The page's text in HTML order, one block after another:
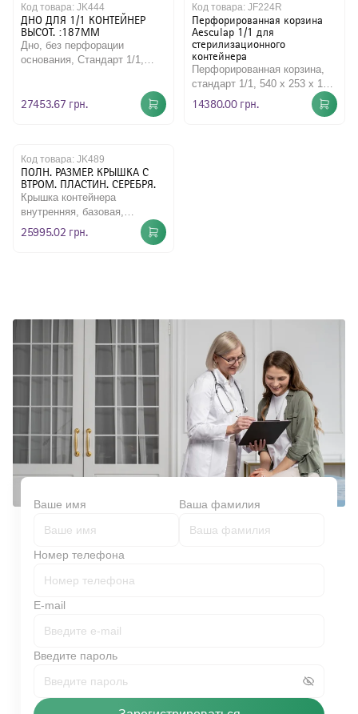
Наружный воздушный недыхательный фильтр
Ножницевидные многоразовые щипцы
Ножницы хирургические общего назначения,
Рукоятки скальпеля многоразового использования
Хирургические ножницы общего назначения,
многоразовые.
Хирургические скальпели
Хирургический ретрактор самоудерживающий,
многократное применение
Щипцы хирургические для мягких тканей, в форме
ножниц, многоразового использования.
Щипцы хирургические для мягких тканей, в форме
пинцета, одноразового использования
Шприцы
Антисептические средства
Код товара: JK444
ДНО ДЛЯ 1/1 КОНТЕЙНЕР
ВЫСОТ. :187MM
Дно, без перфорации
основания, Стандарт 1/1,
наружная ширина: 274 мм,
наружн..
27453.67 грн.
Код товара: JF224R
Перфорированная корзина
Aesculap 1/1 для
стерилизационного
контейнера
Перфорированная корзина,
стандарт 1/1, 540 x 253 x 106
мм, с ножками..
14380.00 грн.
Код товара: JK489
ПОЛН. РАЗМЕР. КРЫШКА С
ВТРОМ. ПЛАСТИН. СЕРЕБРЯ.
Крышка контейнера
внутренняя, базовая,
стандарт 1/1, серебро,
наружная длина: 582 мм,
25995.02 грн.
Ваше имя Ваша фамилия
Номер телефона
E-mail
Введите пароль